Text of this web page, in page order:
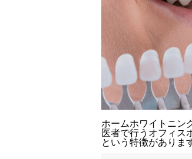
ホームホワイトニン
医者で行うオフィス
という特徴がありま